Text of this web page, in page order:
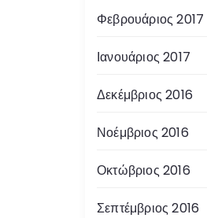
Φεβρουάριος 2017
Ιανουάριος 2017
Δεκέμβριος 2016
Νοέμβριος 2016
Οκτώβριος 2016
Σεπτέμβριος 2016